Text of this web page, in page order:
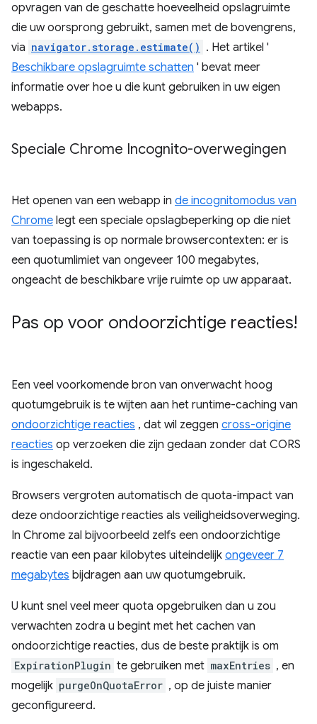
opvragen van de geschatte hoeveelheid opslagruimte
die uw oorsprong gebruikt, samen met de bovengrens,
via navigator.storage.estimate() . Het artikel '
Beschikbare opslagruimte schatten ' bevat meer
informatie over hoe u die kunt gebruiken in uw eigen
webapps.
Speciale Chrome Incognito-overwegingen
Het openen van een webapp in de incognitomodus van
Chrome legt een speciale opslagbeperking op die niet
van toepassing is op normale browsercontexten: er is
een quotumlimiet van ongeveer 100 megabytes,
ongeacht de beschikbare vrije ruimte op uw apparaat.
Pas op voor ondoorzichtige reacties!
Een veel voorkomende bron van onverwacht hoog
quotumgebruik is te wijten aan het runtime-caching van
ondoorzichtige reacties , dat wil zeggen cross-origine
reacties op verzoeken die zijn gedaan zonder dat CORS
is ingeschakeld.
Browsers vergroten automatisch de quota-impact van
deze ondoorzichtige reacties als veiligheidsoverweging.
In Chrome zal bijvoorbeeld zelfs een ondoorzichtige
reactie van een paar kilobytes uiteindelijk ongeveer 7
megabytes bijdragen aan uw quotumgebruik.
U kunt snel veel meer quota opgebruiken dan u zou
verwachten zodra u begint met het cachen van
ondoorzichtige reacties, dus de beste praktijk is om
ExpirationPlugin te gebruiken met maxEntries , en
mogelijk purgeOnQuotaError , op de juiste manier
geconfigureerd.